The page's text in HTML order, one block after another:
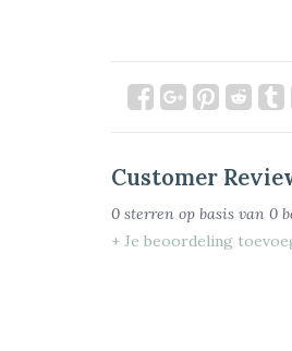
Customer
0 sterren op basis van 0
+ Je beoordeling